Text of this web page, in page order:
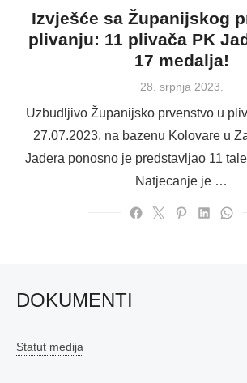
Izvješće sa Županijskog
plivanju: 11 plivača PK
17 medalja!
Posted
28. srpnja 2023.
Uzbudljivo Županijsko prvenstvo u
27.07.2023. na bazenu Kolovare u
Jadera ponosno je predstavljao 11
Natjecanje je …
DOKUMENTI
Statut medija